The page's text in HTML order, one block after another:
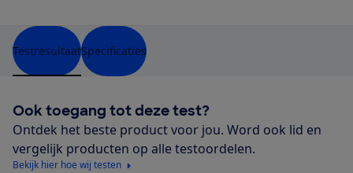
TestresultaatSpecificaties
Ook toegang tot deze test?
Ontdek het beste product voor jou. Word ook lid en
vergelijk producten op alle testoordelen.
Bekijk hier hoe wij testen